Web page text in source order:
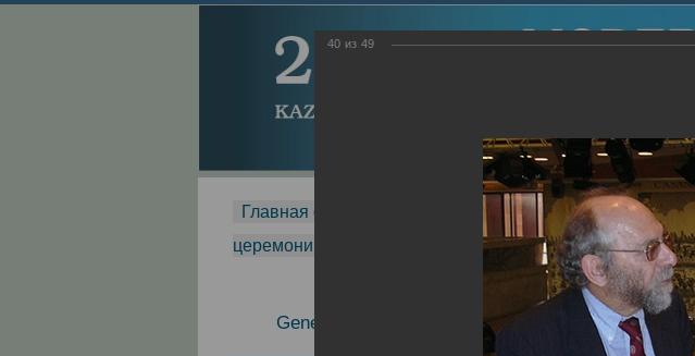
Главная страница 2014 - Международная
церемонии вручения премии Zavoisky Award - 2005 г.
General Information
Report
40 из 49